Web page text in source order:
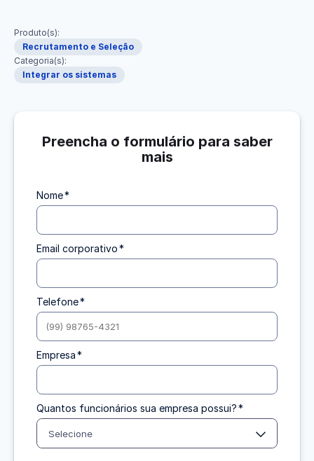
Produto(s):
Recrutamento e Seleção
Categoria(s):
Integrar os sistemas
Preencha o formulário para saber
mais
Nome*
Email corporativo*
Telefone*
Empresa*
Quantos funcionários sua empresa possui?*
Selecione